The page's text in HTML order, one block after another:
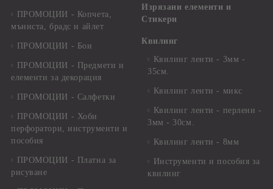
ПРОМОЦИИ - Копчета,
мъниста, брадс и айлет
ПРОМОЦИИ - Бои
ПРОМОЦИИ - Предмети и
елементи за декорация
ПРОМОЦИИ - Салфетки
ПРОМОЦИИ - Хоби
перфоратори, инструменти и
пособия
ПРОМОЦИИ - Платна за
рисуване
Изрязани елементи и
Стикери
Квилинг
Квилинг ленти - 3мм -
35см.
Квилинг ленти - микс
Квилинг ленти - перлени -
3мм - 30см.
Квилинг ленти - 8мм
Инструменти и пособия за
квилинг